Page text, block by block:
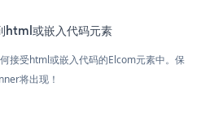
html或嵌入代码元素
接受html或嵌入代码的Elcom元素中。保
将出现！